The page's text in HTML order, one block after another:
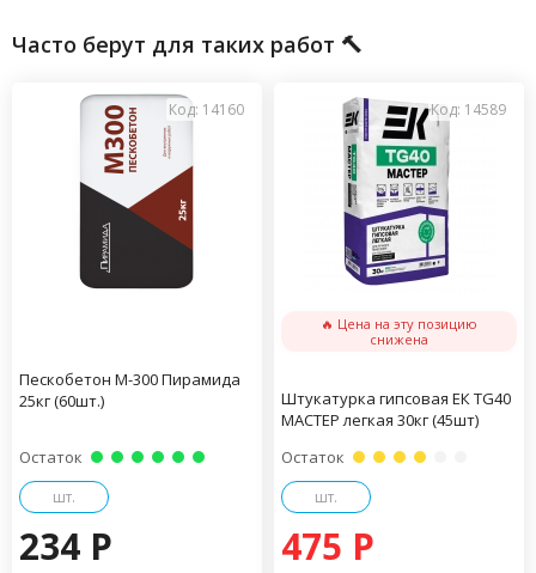
Часто берут для таких работ 🔨
Код: 14160
Пескобетон М-300 Пирамида
25кг (60шт.)
Остаток
шт.
234 P
Код: 14589
🔥 Цена на эту позицию
снижена
Штукатурка гипсовая ЕК TG40
МАСТЕР легкая 30кг (45шт)
Остаток
шт.
475 P